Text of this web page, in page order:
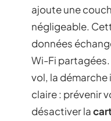
ajoute une
négligeable.
données
Wi-Fi partagées.
vol, la
claire : prévenir
désactiver la